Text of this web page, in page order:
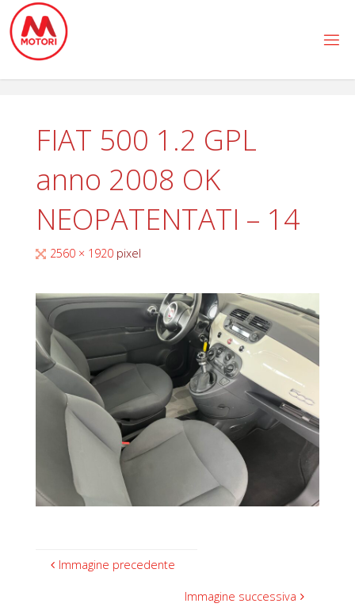
Salta
contenuto
FIAT 500 1.2 GPL
anno 2008 OK
NEOPATENTATI – 14
Tutta2560 × 1920 pixel
Immagine precedente
Immagine successiva